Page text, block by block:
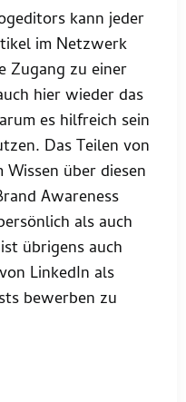
kann jeder
im Netzwerk
Zugang zu einer
hier wieder das
es hilfreich sein
Das Teilen von
über diesen
Awareness
als auch
übrigens auch
LinkedIn als
bewerben zu